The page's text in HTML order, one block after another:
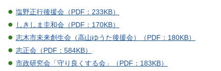
塩野正行後援会（PDF：233KB）
しきしま圭和会（PDF：170KB）
志木市未来創生会（高山ゆうた後援会）（PDF：180KB）
志正会（PDF：584KB）
市政研究会「守り良くする会」（PDF：183KB）